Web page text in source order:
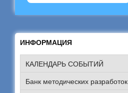
ИНФОРМАЦИЯ
КАЛЕНДАРЬ СОБЫТИЙ
Банк методических разработок